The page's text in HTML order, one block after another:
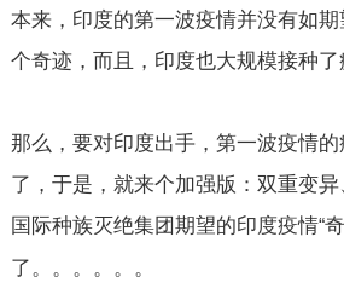
本来，印度的第一波疫情并没有如
个奇迹，而且，印度也大规模接种了
那么，要对印度出手，第一波疫情
了，于是，就来个加强版：双重变异
国际种族灭绝集团期望的印度疫情“
了。。。。。。